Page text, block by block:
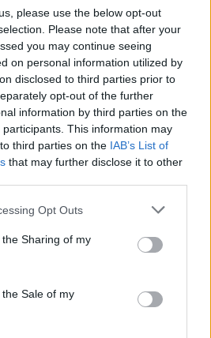
please use the below opt-out
Please note that after your
you may continue seeing
on personal information utilized by
disclosed to third parties prior to
opt-out of the further
information by third parties on the
participants. This information may
third parties on the IAB’s List of
that may further disclose it to other
Opt Outs
Sharing of my
Sale of my
Seuraava artikkeli
Bayern München voitti
jalkapallon Mestarien liigan!
MM-karsintojen näkymät –
jalkapallokommentaattorin
näkyy ilmaiseksi TV:stä –
ottelun